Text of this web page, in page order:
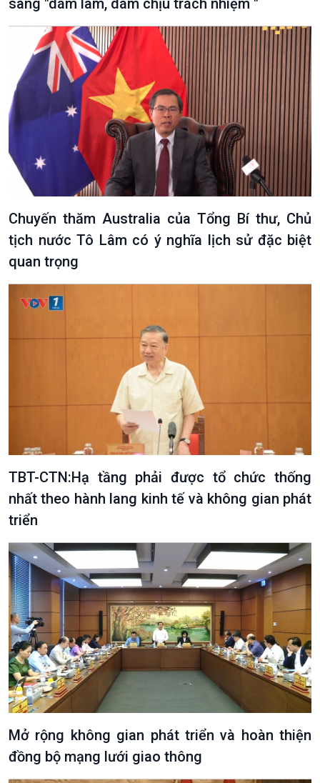
Podcast
Góc nhìn VOV1
Bình luận
10 phút Sự kiện - Luận bàn
Câu chuyện thời sự
Dòng chảy sự kiện
Đối thoại
Diễn đàn chủ nhật
sang "dám làm, dám chịu trách nhiệm "
Chuyến thăm Australia của Tổng Bí thư, Chủ
tịch nước Tô Lâm có ý nghĩa lịch sử đặc biệt
quan trọng
TBT-CTN:Hạ tầng phải được tổ chức thống
nhất theo hành lang kinh tế và không gian phát
triển
Mở rộng không gian phát triển và hoàn thiện
đồng bộ mạng lưới giao thông